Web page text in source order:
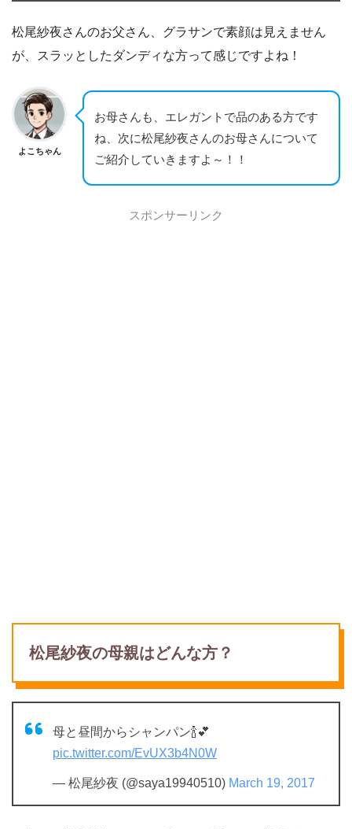
松尾紗夜さんのお父さん、グラサンで素顔は見えません
が、スラッとしたダンディな方って感じですよね！
よこちゃん
お母さんも、エレガントで品のある方です
ね、次に松尾紗夜さんのお母さんについて
ご紹介していきますよ～！！
スポンサーリンク
松尾紗夜の母親はどんな方？
母と昼間からシャンパン🍾💕
pic.twitter.com/EvUX3b4N0W
— 松尾紗夜 (@saya19940510) March 19, 2017